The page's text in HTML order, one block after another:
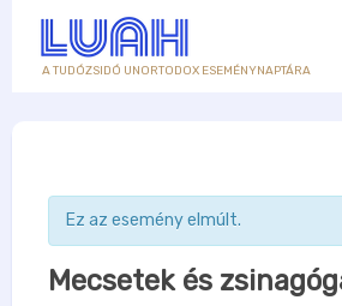
A TUDÓZSIDÓ UNORTODOX ESEMÉNYNAPTÁRA
Ez az esemény elmúlt.
Mecsetek és